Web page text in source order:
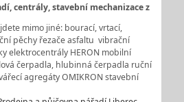
centrály, stavební mechanizace z
mimo jiné: bourací, vrtací,
pěchy řezače asfaltu vibrační
elektrocentrály HERON mobilní
čerpadla, hlubinná čerpadla ruční
agregáty OMIKRON stavební